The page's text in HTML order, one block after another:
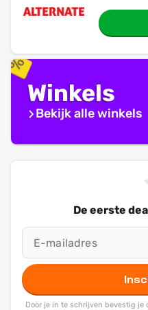
Winkels
Bekijk alle winkels
De eerste
Door je in te schrijven bevestig